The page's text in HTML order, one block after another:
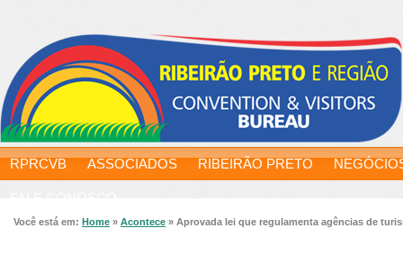
RPRCVB ASSOCIADOS RIBEIRÃO PRETO
Você está em: Home » Acontece » Aprovada lei que regulamenta agências de